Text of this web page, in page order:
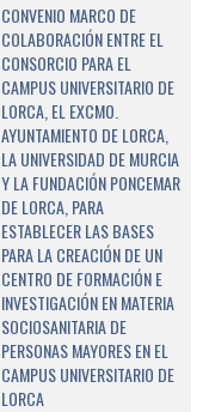
CONVENIO MARCO DE
COLABORACIÓN ENTRE EL
CONSORCIO PARA EL
CAMPUS UNIVERSITARIO DE
LORCA, EL EXCMO.
AYUNTAMIENTO DE LORCA,
LA UNIVERSIDAD DE MURCIA
Y LA FUNDACIÓN PONCEMAR
DE LORCA, PARA
ESTABLECER LAS BASES
PARA LA CREACIÓN DE UN
CENTRO DE FORMACIÓN E
INVESTIGACIÓN EN MATERIA
SOCIOSANITARIA DE
PERSONAS MAYORES EN EL
CAMPUS UNIVERSITARIO DE
LORCA